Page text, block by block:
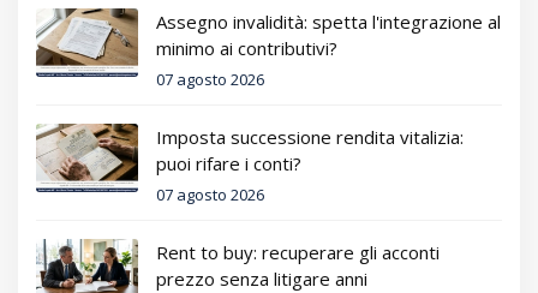
Assegno invalidità: spetta l'integrazione al
minimo ai contributivi?
07 agosto 2026
Imposta successione rendita vitalizia:
puoi rifare i conti?
07 agosto 2026
Rent to buy: recuperare gli acconti
prezzo senza litigare anni